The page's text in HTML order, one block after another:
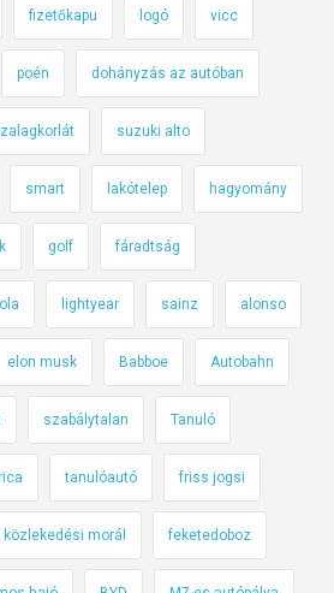
fizetőkapu logó vicc
poén dohányzás az autóban
suzuki alto
smart lakótelep hagyomány
golf fáradtság
lightyear sainz alonso
elon musk Babboe Autobahn
szabálytalan Tanuló
tanulóautó friss jogsi
közlekedési morál feketedoboz